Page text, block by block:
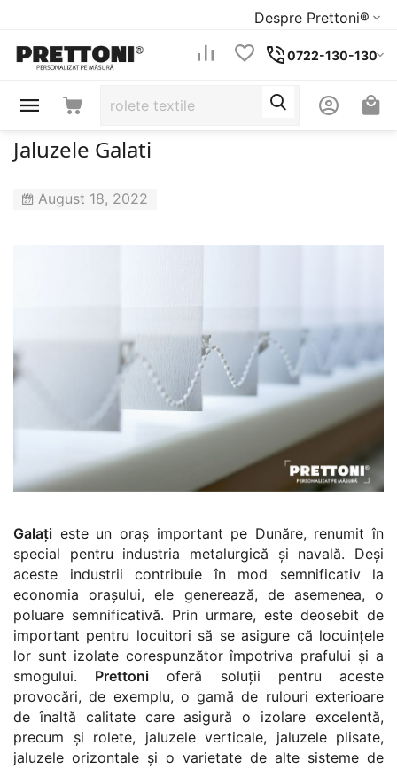
Despre Prettoni®
0722-130-130
Jaluzele Galati
August 18, 2022
Galați este un oraș important pe Dunăre, renumit în
special pentru industria metalurgică și navală. Deși
aceste industrii contribuie în mod semnificativ la
economia orașului, ele generează, de asemenea, o
poluare semnificativă. Prin urmare, este deosebit de
important pentru locuitori să se asigure că locuințele
lor sunt izolate corespunzător împotriva prafului și a
smogului. Prettoni oferă soluții pentru aceste
provocări, de exemplu, o gamă de rulouri exterioare
de înaltă calitate care asigură o izolare excelentă,
precum și rolete, jaluzele verticale, jaluzele plisate,
jaluzele orizontale și o varietate de alte sisteme de